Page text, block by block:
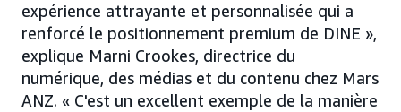
expérience attrayante et personnalisée qui a
renforcé le positionnement premium de DINE »,
explique Marni Crookes, directrice du
numérique, des médias et du contenu chez Mars
ANZ. « C'est un excellent exemple de la manière